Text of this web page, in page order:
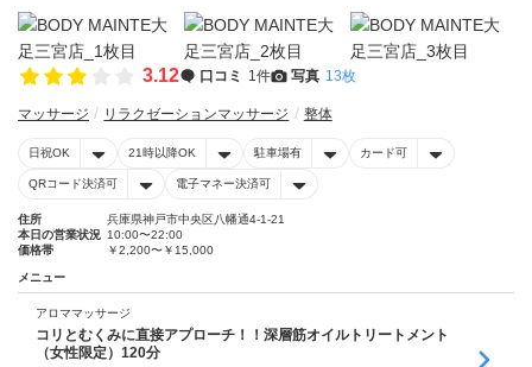
3.12 口コミ 1件 写真 13枚
マッサージ リラクゼーションマッサージ 整体
日祝OK 21時以降OK 駐車場有 カード可
QRコード決済可 電子マネー決済可
住所
兵庫県神戸市中央区八幡通4-1-21
本日の営業状況 10:00〜22:00
価格帯
￥2,200〜￥15,000
メニュー
アロママッサージ
コリとむくみに直接アプローチ！！深層筋オイルトリートメント
（女性限定）120分